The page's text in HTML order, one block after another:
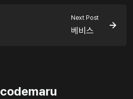
Next Post
베비스
codemaru